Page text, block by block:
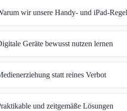
wir unsere Handy- und iPad-
Geräte bewusst nutzen lernen
statt reines Verbot
und zeitgemäße Lösungen